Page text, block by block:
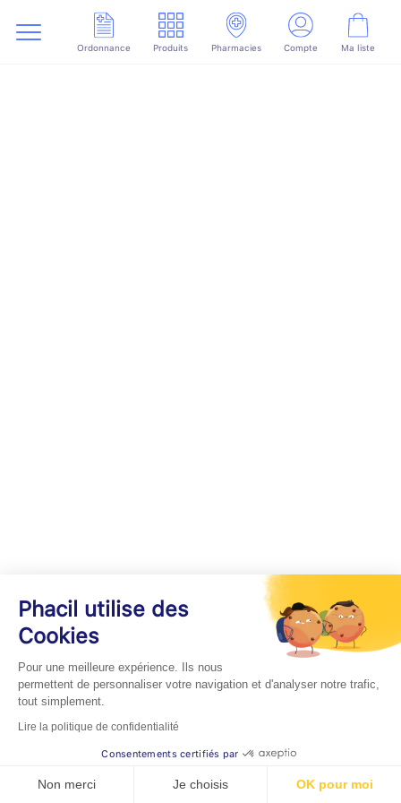
Ordonnance Produits Pharmacies Compte Ma liste
Phacil utilise des
Cookies
Pour une meilleure expérience. Ils nous
permettent de personnaliser votre navigation et d'analyser notre trafic,
tout simplement.
Lire la politique de confidentialité
Consentements certifiés par
Non merci Je choisis OK pour moi